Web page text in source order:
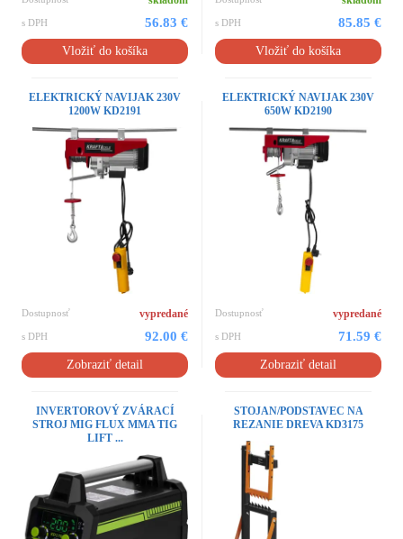
s DPH 56.83 €
Vložiť do košíka
s DPH 85.85 €
Vložiť do košíka
ELEKTRICKÝ NAVIJAK 230V
1200W KD2191
Dostupnosť vypredané
s DPH 92.00 €
Zobraziť detail
ELEKTRICKÝ NAVIJAK 230V
650W KD2190
Dostupnosť vypredané
s DPH 71.59 €
Zobraziť detail
INVERTOROVÝ ZVÁRACÍ
STROJ MIG FLUX MMA TIG
LIFT ...
STOJAN/PODSTAVEC NA
REZANIE DREVA KD3175